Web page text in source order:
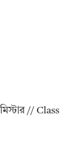
// Class